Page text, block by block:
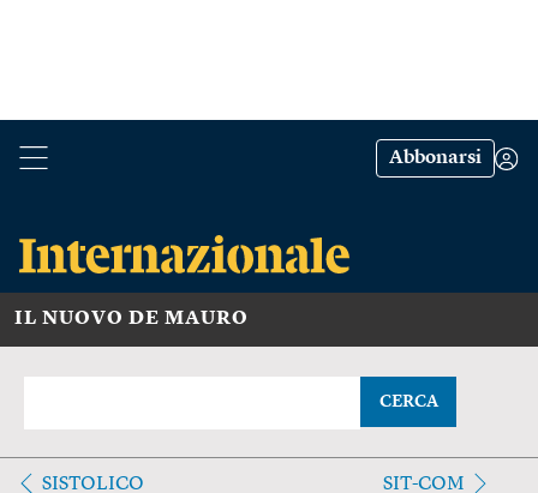
Abbonarsi
IL NUOVO DE MAURO
CERCA
SISTOLICO SIT-COM